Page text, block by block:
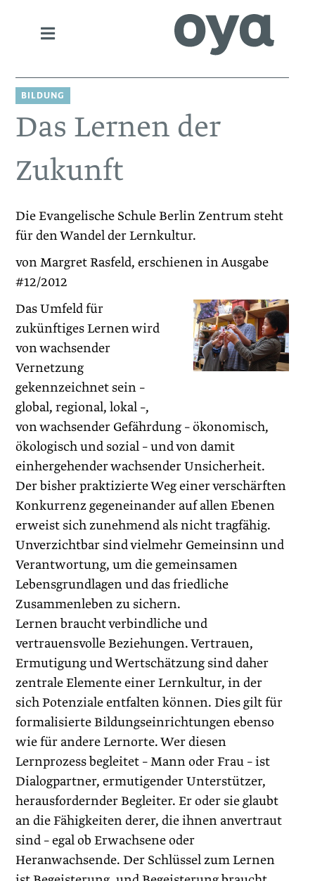
BILDUNG
Das Lernen der
Zukunft
Die Evangelische Schule Berlin Zentrum steht
für den Wandel der Lernkultur.
von Margret Rasfeld, erschienen in Ausgabe
#12/2012
Das Umfeld für
zukünftiges Lernen wird
von wachsender
Vernetzung
gekennzeichnet sein –
global, regional, lokal –,
von wachsender Gefährdung – ökonomisch,
ökologisch und sozial – und von damit
einhergehender wachsender Unsicherheit.
Der bisher praktizierte Weg einer verschärften
Konkurrenz gegeneinander auf allen Ebenen
erweist sich zunehmend als nicht tragfähig.
Unverzichtbar sind vielmehr Gemeinsinn und
Verantwortung, um die gemeinsamen
Lebensgrundlagen und das friedliche
Zusammenleben zu sichern.
Lernen braucht verbindliche und
vertrauensvolle Beziehungen. Vertrauen,
Ermutigung und Wertschätzung sind daher
zentrale Elemente einer Lernkultur, in der
sich Potenziale entfalten können. Dies gilt für
formalisierte Bildungseinrichtungen ebenso
wie für andere Lernorte. Wer diesen
Lernprozess begleitet – Mann oder Frau – ist
Dialogpartner, ermutigender Unterstützer,
herausfordernder Begleiter. Er oder sie glaubt
an die Fähigkeiten derer, die ihnen anvertraut
sind – egal ob Erwachsene oder
Heranwachsende. Der Schlüssel zum Lernen